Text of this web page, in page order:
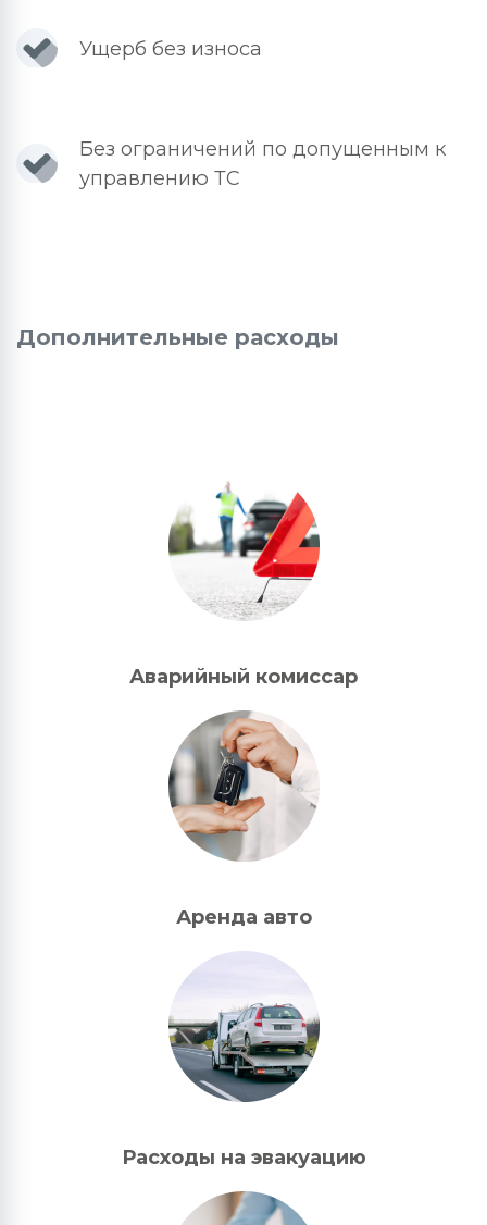
Ущерб без износа
Без ограничений по допущенным к
управлению ТС
Дополнительные расходы
Аварийный комиссар
Аренда авто
Расходы на эвакуацию